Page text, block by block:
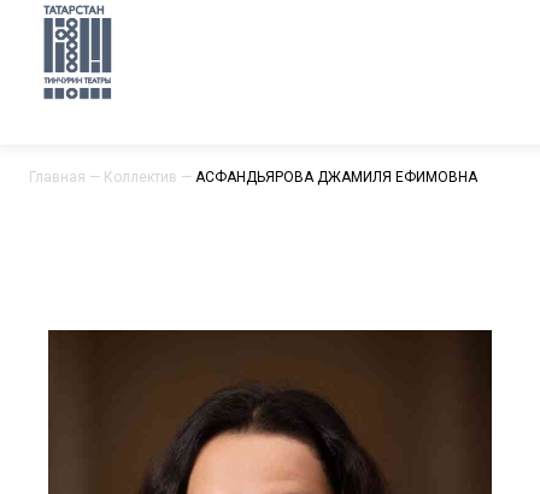
Главная — Коллектив — АСФАНДЬЯРОВА ДЖАМИЛЯ ЕФИМОВНА